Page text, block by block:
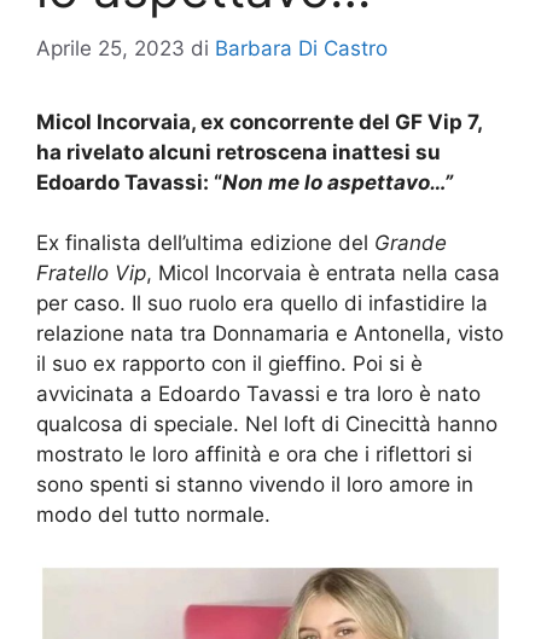
Aprile 25, 2023 di Barbara Di Castro
Micol Incorvaia, ex concorrente del GF Vip 7,
ha rivelato alcuni retroscena inattesi su
Edoardo Tavassi: “Non me lo aspettavo…”
Ex finalista dell’ultima edizione del Grande
Fratello Vip, Micol Incorvaia è entrata nella casa
per caso. Il suo ruolo era quello di infastidire la
relazione nata tra Donnamaria e Antonella, visto
il suo ex rapporto con il gieffino. Poi si è
avvicinata a Edoardo Tavassi e tra loro è nato
qualcosa di speciale. Nel loft di Cinecittà hanno
mostrato le loro affinità e ora che i riflettori si
sono spenti si stanno vivendo il loro amore in
modo del tutto normale.